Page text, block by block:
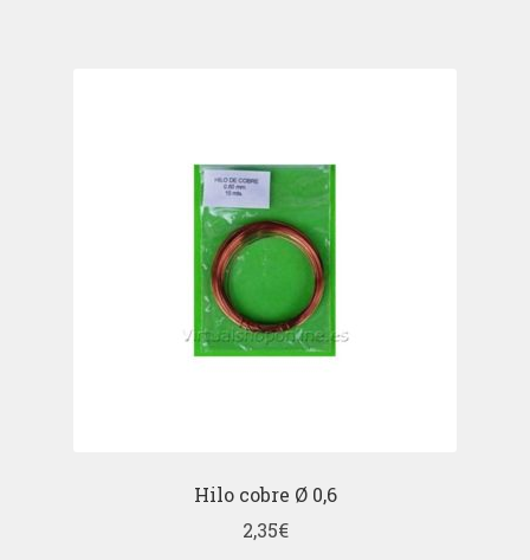
Hilo cobre Ø 0,6
2,35€